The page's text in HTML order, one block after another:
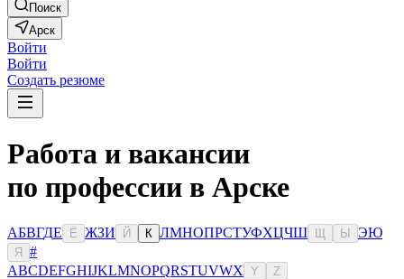
Поиск
Арск
Войти
Войти
Создать резюме
Работа и вакансии
по профессии в Арске
АБВГДЕ Ё ЖЗИ Й К ЛМНОПРСТУФХЦЧШ Ы ЭЮ
Я
#
ABCDEFGHIJKLMNOPQRSTUVWX Y Z